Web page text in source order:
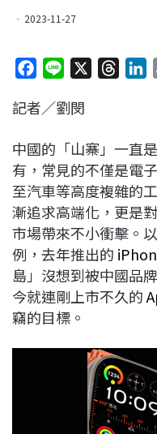
2023-11-27
c
b
o
o
k
n
a
d
s
e
d
I
n
記者／劉閔
中國的「山寨」一直
有，常見的不僅是電
至汽車等高度複雜的
漸追求高端化，更是
市場帶來不小衝擊。
例，去年推出的
島」沒想到被中國品
今就連剛上市不久的
竊的目標。